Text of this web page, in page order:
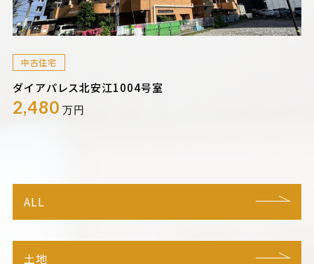
中古住宅
ダイアパレス北安江1004号室
2,480 万円
ALL
土地